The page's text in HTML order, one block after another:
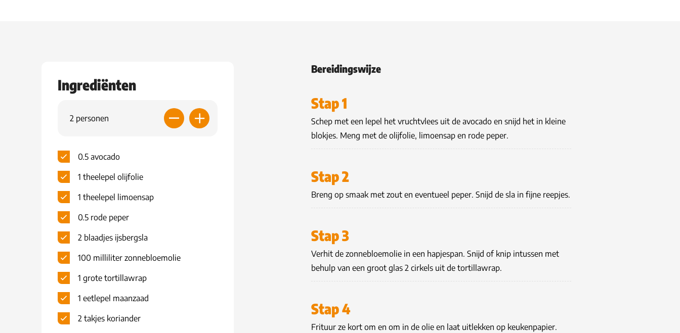
Ingrediënten
2 personen
0.5 avocado
1 theelepel olijfolie
1 theelepel limoensap
0.5 rode peper
2 blaadjes ijsbergsla
100 milliliter zonnebloemolie
1 grote tortillawrap
1 eetlepel maanzaad
2 takjes koriander
Bereidingswijze
Stap 1
Schep met een lepel het vruchtvlees uit de avocado en snijd het in kleine
blokjes. Meng met de olijfolie, limoensap en rode peper.
Stap 2
Breng op smaak met zout en eventueel peper. Snijd de sla in fijne reepjes.
Stap 3
Verhit de zonnebloemolie in een hapjespan. Snijd of knip intussen met
behulp van een groot glas 2 cirkels uit de tortillawrap.
Stap 4
Frituur ze kort om en om in de olie en laat uitlekken op keukenpapier.